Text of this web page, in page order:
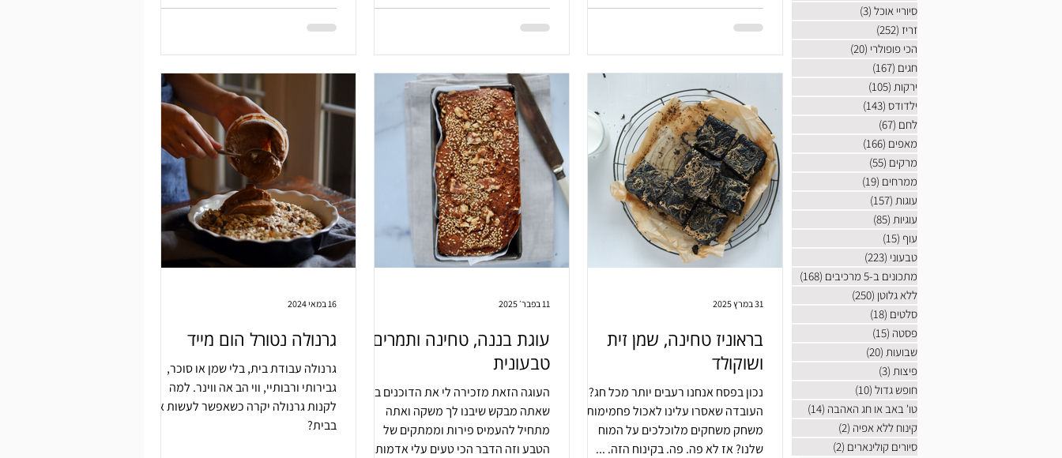
בדוק. מבטיחה.
בראוניז טחינה, שמן זית
ושוקולד
נכון בפסח אנחנו רעבים יותר מכל חג? נכון
העובדה שאסרו עלינו לאכול פחמימות,
משחק משחקים מלוכלכים על המוח
שלנו? אז לא פה. פה. בקינוח הזה. ...
31 במרץ 2025
עוגת בננה, טחינה ותמרים
טבעונית
העוגה הזאת מזכירה לי את הדוכנים ביפו
שאתה מבקש שיבנו לך משקה ואתה
מתחיל להעמיס פירות וממתקים של
הטבע וזה הדבר הכי טעים עלי אדמות. אז
11 בפבר׳ 2025
גרנולה נטורל הום מייד
גרנולה עבודת בית, בלי שמן או סוכר,
גבירותי ורבותיי, ווי הב אה ווינר. למה
לקנות גרנולה יקרה כשאפשר לעשות אחת
בבית?
16 במאי 2024
סיוריי אוכל (3)
זריז (252)
הכי פופולרי (20)
חגים (167)
ירקות (105)
ילדודס (143)
לחם (67)
מאפים (166)
מרקים (55)
ממרחים (19)
עוגות (157)
עוגיות (85)
עוף (15)
טבעוני (223)
מתכונים ב-5 מרכיבים
(168)
ללא גלוטן (250)
סלטים (18)
פסטה (15)
שבועות (20)
פיצות (3)
חופש גדול (10)
טו' באב או חג האהבה (14)
קינוח ללא אפיה (2)
סיורים קולינארים (2)